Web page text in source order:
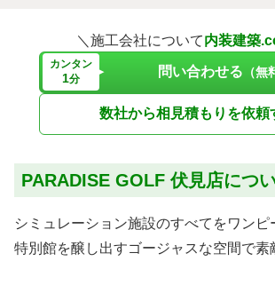
＼施工会社について内装建築
カンタン
1分 問い合わせる （無
数社から相見積もりを依頼
PARADISE GOLF 伏見店につ
シミュレーション施設のすべてをワンピ
特別館を醸し出すゴージャスな空間で素